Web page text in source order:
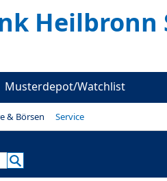
Heilbronn
Musterdepot/Watchlist
& Börsen Service